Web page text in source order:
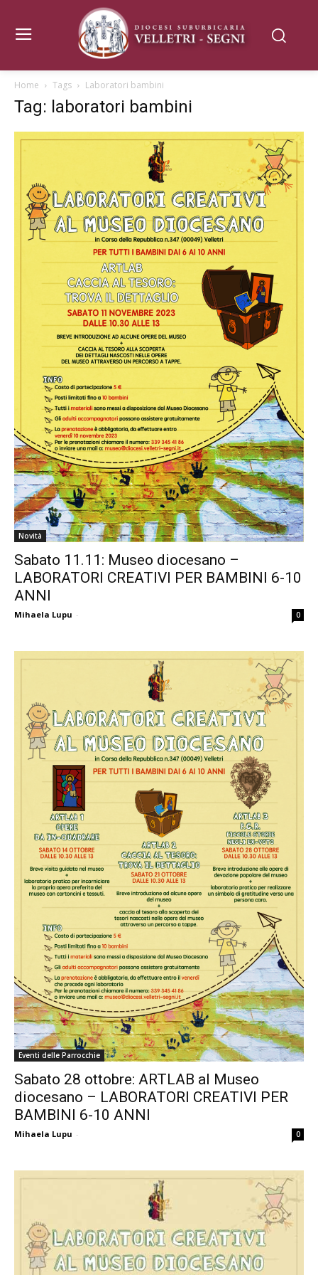
Home Tags Laboratori bambini
Tag: laboratori bambini
Novità
Sabato 11.11: Museo diocesano –
LABORATORI CREATIVI PER BAMBINI 6-10
ANNI
Mihaela Lupu - 0
Eventi delle Parrocchie
Sabato 28 ottobre: ARTLAB al Museo
diocesano – LABORATORI CREATIVI PER
BAMBINI 6-10 ANNI
Mihaela Lupu - 0